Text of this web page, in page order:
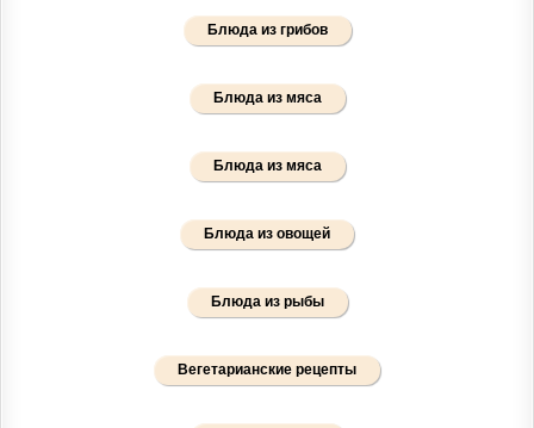
Блюда из грибов
Блюда из мяса
Блюда из мяса
Блюда из овощей
Блюда из рыбы
Вегетарианские рецепты